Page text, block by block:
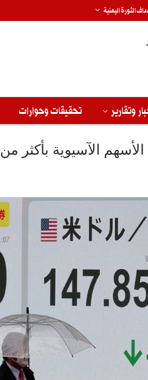
الثورة اليمنية
وتقارير تحقيقات وحوارات
بأكثر من 5% عقب اتفاق إيران والولايات المتحدة